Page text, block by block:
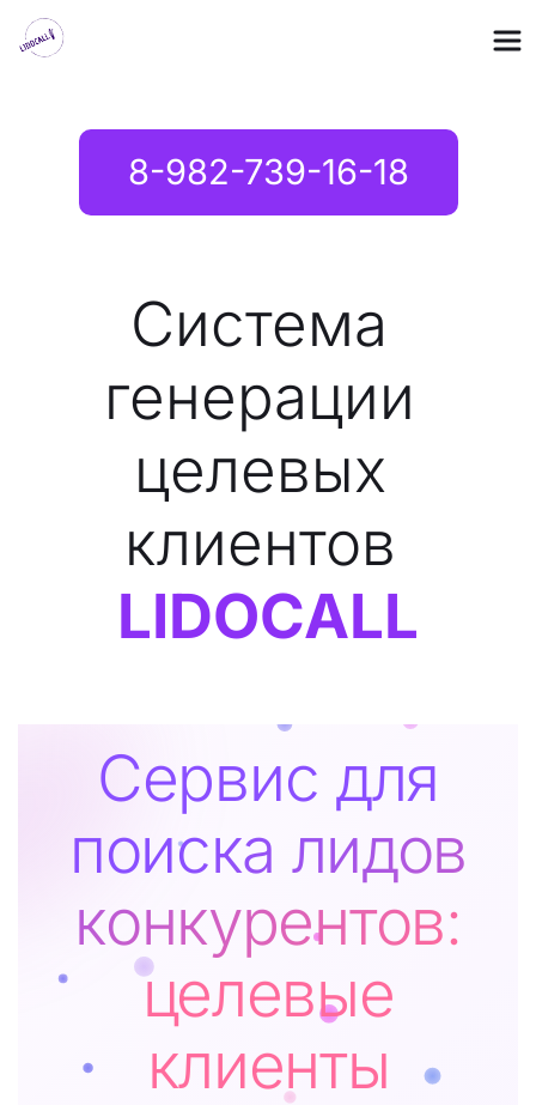
8-982-739-16-18
Система
генерации
целевых
LIDOCALL
Сервис для
поиска лидов
конкурентов:
целевые
клиенты